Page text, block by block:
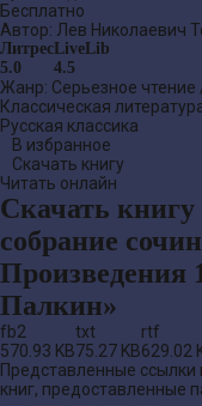
Бесплатно
Автор: Лев Николаевич
Литрес
5.0
LiveLib
4.5
Жанр: Серьезное чтение
Классическая
Русская классика
В избранное
Скачать книгу
Читать онлайн
Скачать
собрание
Произведения
Палкин»
fb2
570.93 KB
txt
75.27 KB
rtf
629.02
Представленные ссылки
книг, предоставленные